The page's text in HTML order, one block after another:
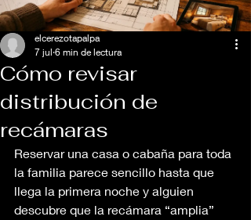
Cómo revisar
distribución de
recámaras
elcerezotapalpa
7 jul 6 min de lectura
Reservar una casa o cabaña para toda
la familia parece sencillo hasta que
llega la primera noche y alguien
descubre que la recámara “amplia”